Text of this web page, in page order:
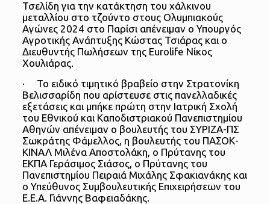
Τσελίδη για την κατάκτηση του χάλκινου
μεταλλίου στο τζούντο στους Ολυμπιακούς
Αγώνες 2024 στο Παρίσι απένειμαν ο Υπουργός
Αγροτικής Ανάπτυξης Κώστας Τσιάρας και ο
Διευθυντής Πωλήσεων της Eurolife Νίκος
Χουλιάρας.
· Το ειδικό τιμητικό βραβείο στην Στρατονίκη
Βελισσαρίδη που αρίστευσε στις πανελλαδικές
εξετάσεις και μπήκε πρώτη στην Ιατρική Σχολή
του Εθνικού και Καποδιστριακού Πανεπιστημίου
Αθηνών απένειμαν ο βουλευτής του ΣΥΡΙΖΑ-ΠΣ
Σωκράτης Φάμελλος, η βουλευτής του ΠΑΣΟΚ-
ΚΙΝΑΛ Μιλένα Αποστολάκη, ο Πρύτανης του
ΕΚΠΑ Γεράσιμος Σιάσος, ο Πρύτανης του
Πανεπιστημίου Πειραιά Μιχάλης Σφακιανάκης και
ο Υπεύθυνος Συμβουλευτικής Επιχειρήσεων του
Ε.Ε.Α. Γιάννης Βαφειαδάκης.